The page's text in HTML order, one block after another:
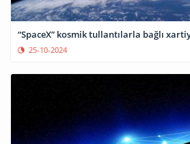
“SpaceX” kosmik tullantılarla bağlı
25-10-2024